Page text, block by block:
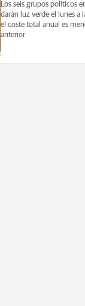
Los seis grupos políticos
darán luz verde el lunes a
el coste total anual es
anterior